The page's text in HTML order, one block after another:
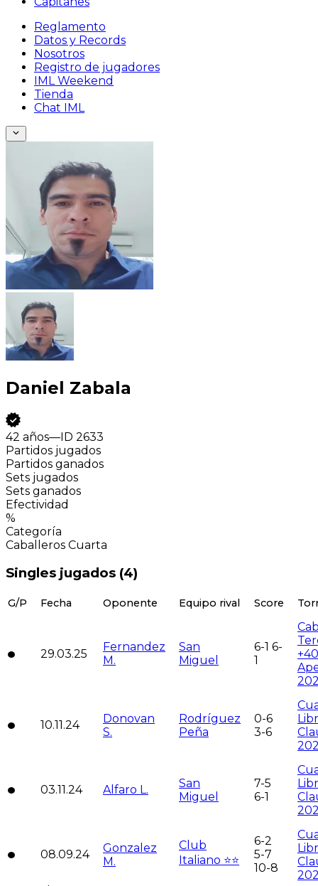
Reglamento
Datos y Records
Nosotros
Registro de jugadores
IML Weekend
Tienda
Chat IML
Daniel Zabala
42 años—ID 2633
Partidos jugados
Partidos ganados
Sets jugados
Sets ganados
Efectividad
%
Categoría
Caballeros Cuarta
Singles jugados (4)
G/P Fecha Oponente Equipo rival Score
29.03.25
Fernandez
M.
San
Miguel
6-1 6-
1
+40
10.11.24
Donovan
S.
Rodríguez
Peña
0-6
3-6
03.11.24 Alfaro L.
San
Miguel
7-5
6-1
08.09.24
Gonzalez
M.
Club
Italiano ⭐️⭐️
6-2
5-7
10-8